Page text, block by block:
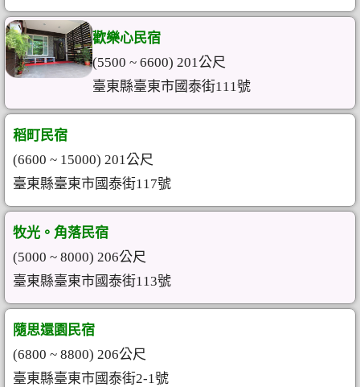
歡樂心民宿
(5500 ~ 6600) 201公尺
臺東縣臺東市國泰街111號
稻町民宿
(6600 ~ 15000) 201公尺
臺東縣臺東市國泰街117號
牧光。角落民宿
(5000 ~ 8000) 206公尺
臺東縣臺東市國泰街113號
隨思還園民宿
(6800 ~ 8800) 206公尺
臺東縣臺東市國泰街2-1號